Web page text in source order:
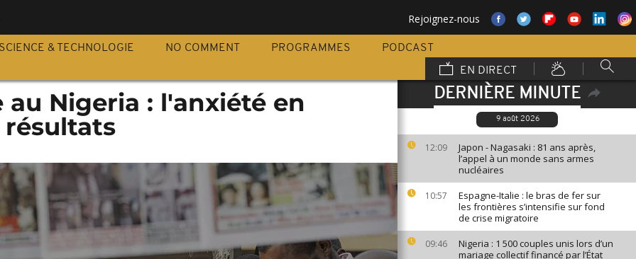
Rejoignez-nous
SCIENCE & TECHNOLOGIE NO COMMENT PROGRAMMES
PODCAST
EN DIRECT
DERNIÈRE MINUTE
9 août 2026
12:09
Japon - Nagasaki : 81 ans après,
l’appel à un monde sans armes
nucléaires
10:57
Espagne-Italie : le bras de fer sur
les frontières s’intensifie sur fond
de crise migratoire
09:46
Nigeria : 1 500 couples unis lors d’un
mariage collectif financé par l’État
Nigeria : l'anxiété en